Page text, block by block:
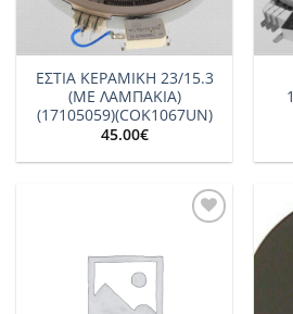
ΕΣΤΙΑ ΚΕΡΑΜΙΚΗ 23/15.3
(ΜΕ ΛΑΜΠΑΚΙΑ)
(17105059)(COK1067UN)
45.00€